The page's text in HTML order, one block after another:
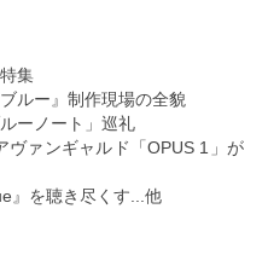
集
ルー』制作現場の全貌
ーノート」巡礼
ヴァンギャルド「OPUS 1」が
』を聴き尽くす...他